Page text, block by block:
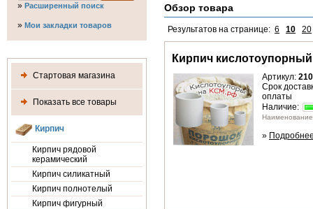
» Расширенный поиск
» Мои закладки товаров
Стартовая магазина
Показать все товары
Кирпич
Кирпич рядовой
керамический
Кирпич силикатный
Кирпич полнотелый
Кирпич фигурный
Обзор товара
Результатов на странице: 6 10 20
Кирпич
Артикул:
Срок
оплаты
Наличие:
»